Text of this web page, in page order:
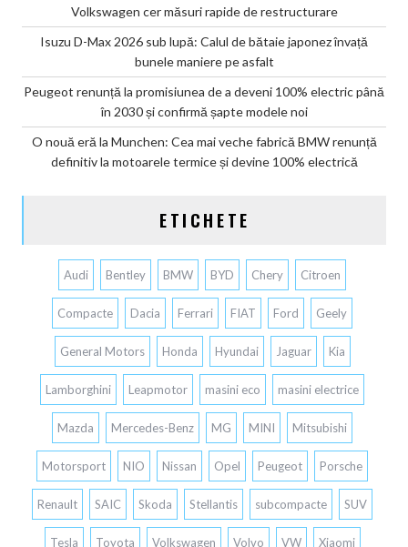
Volkswagen cer măsuri rapide de restructurare
Isuzu D-Max 2026 sub lupă: Calul de bătaie japonez învață
bunele maniere pe asfalt
Peugeot renunță la promisiunea de a deveni 100% electric până
în 2030 și confirmă șapte modele noi
O nouă eră la Munchen: Cea mai veche fabrică BMW renunță
definitiv la motoarele termice și devine 100% electrică
ETICHETE
Audi Bentley BMW BYD Chery Citroen
Compacte Dacia Ferrari FIAT Ford Geely
General Motors Honda Hyundai Jaguar Kia
Lamborghini Leapmotor masini eco masini electrice
Mazda Mercedes-Benz MG MINI Mitsubishi
Motorsport NIO Nissan Opel Peugeot Porsche
Renault SAIC Skoda Stellantis subcompacte SUV
Tesla Toyota Volkswagen Volvo VW Xiaomi